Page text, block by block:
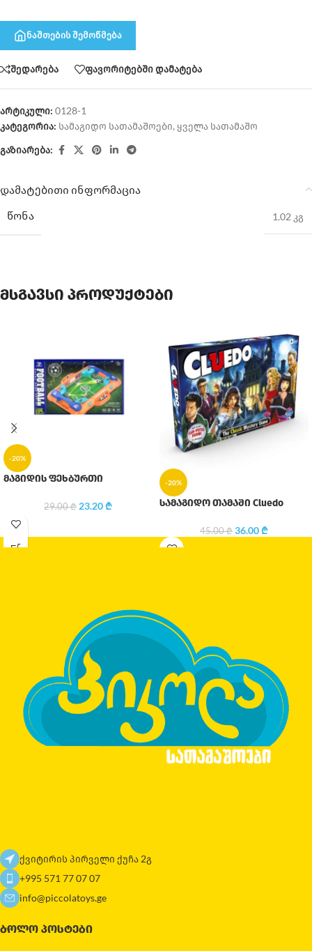
ნაშთების შემოწმება
შედარება ფავორიტებში დამატება
არტიკული: 0128-1
კატეგორია: სამაგიდო სათამაშოები, ყველა სათამაშო
გაზიარება:
დამატებითი ინფორმაცია
ᲬᲝᲜᲐ
1.02 კგ
მსგავსი პროდუქტები
-20%
მაგიდის ფეხბურთი
29.00₾ 23.20₾
-20%
სამაგიდო თამაში Cluedo
45.00₾ 36.00₾
ქვიტირის პირველი ქუჩა 2გ
+995 571 77 07 07
info@piccolatoys.ge
ᲑᲝᲚᲝ ᲞᲝᲡᲢᲔᲑᲘ